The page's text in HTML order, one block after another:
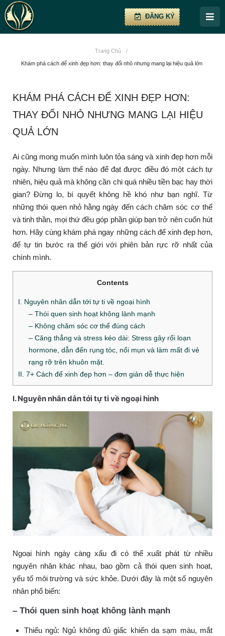
ĐĂNG KÝ
Trang Chủ /
Khám phá cách để xinh đẹp hơn: thay đổi nhỏ nhưng mang lại hiệu quả lớn
KHÁM PHÁ CÁCH ĐỂ XINH ĐẸP HƠN:
THAY ĐỔI NHỎ NHƯNG MANG LẠI HIỆU
QUẢ LỚN
Ai cũng mong muốn mình luôn tỏa sáng và xinh đẹp hơn mỗi
ngày. Nhưng làm thế nào để đạt được điều đó một cách tự
nhiên, hiệu quả mà không cần chi quá nhiều tiền bạc hay thời
gian? Đừng lo, bí quyết không hề khó như bạn nghĩ. Từ
những thói quen nhỏ hằng ngày đến cách chăm sóc cơ thể
và tinh thần, mọi thứ đều góp phần giúp bạn trở nên cuốn hút
hơn. Hãy cùng khám phá ngay những cách để xinh đẹp hơn,
để tự tin bước ra thế giới với phiên bản rực rỡ nhất của
chính mình.
Contents
I. Nguyên nhân dẫn tới tự ti về ngoại hình
– Thói quen sinh hoạt không lành mạnh
– Không chăm sóc cơ thể đúng cách
– Căng thẳng và stress kéo dài: Stress gây rối loạn
hormone, dẫn đến rụng tóc, nổi mụn và làm mất đi vẻ
rạng rỡ trên khuôn mặt.
II. 7+ Cách để xinh đẹp hơn – đơn giản dễ thực hiện
I. Nguyên nhân dẫn tới tự ti về ngoại hình
Ngoại hình ngày càng xấu đi có thể xuất phát từ nhiều
nguyên nhân khác nhau, bao gồm cả thói quen sinh hoạt,
yếu tố môi trường và sức khỏe. Dưới đây là một số nguyên
nhân phổ biến:
– Thói quen sinh hoạt không lành mạnh
Thiếu ngủ: Ngủ không đủ giấc khiến da sạm màu, mắt